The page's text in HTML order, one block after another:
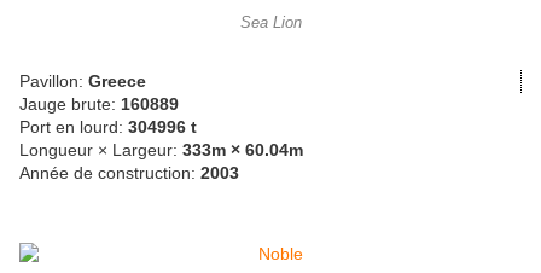
Sea Lion
Pavillon: Greece
Jauge brute: 160889
Port en lourd: 304996 t
Longueur × Largeur: 333m × 60.04m
Année de construction: 2003